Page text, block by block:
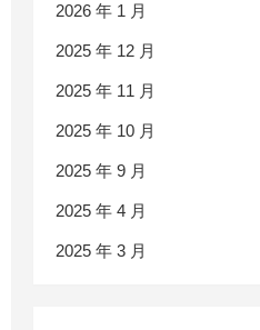
2026 年 1 月
2025 年 12 月
2025 年 11 月
2025 年 10 月
2025 年 9 月
2025 年 4 月
2025 年 3 月